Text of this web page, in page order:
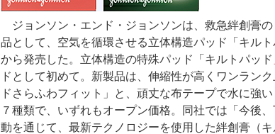
ジョンソン・エンド・ジョンソンは、救急絆創膏
品として、空気を循環させる立体構造パッド「キル
から発売した。立体構造の特殊パッド「キルトパッ
ドとして初めて。新製品は、伸縮性が高くワンラン
ドさらふわフィット」と、頑丈な布テープで水に強
７種類で、いずれもオープン価格。同社では「今後
動を通じて、最新テクノロジーを使用した絆創膏（